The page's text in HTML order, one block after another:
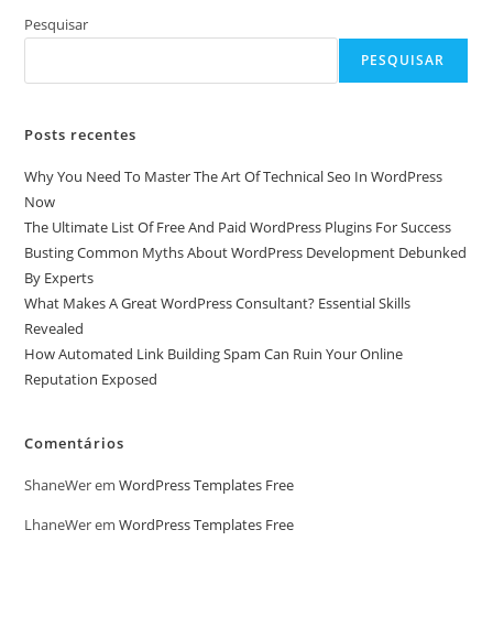
Pesquisar
PESQUISAR
Posts recentes
Why You Need To Master The Art Of Technical Seo In WordPress
Now
The Ultimate List Of Free And Paid WordPress Plugins For Success
Busting Common Myths About WordPress Development Debunked
By Experts
What Makes A Great WordPress Consultant? Essential Skills
Revealed
How Automated Link Building Spam Can Ruin Your Online
Reputation Exposed
Comentários
ShaneWeremWordPress Templates Free
LhaneWeremWordPress Templates Free